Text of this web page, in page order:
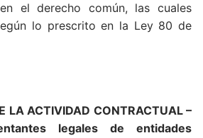
el derecho común, las cuales
lo prescrito en la Ley 80 de
LA ACTIVIDAD CONTRACTUAL –
legales de entidades